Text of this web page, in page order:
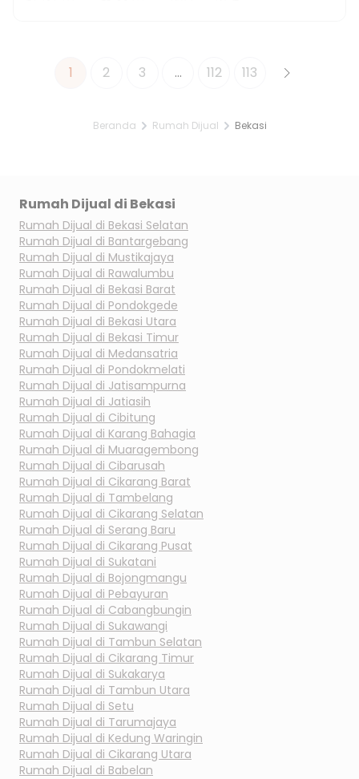
1 2 3 ... 112 113
Beranda Rumah Dijual Bekasi
Rumah Dijual di Bekasi
Rumah Dijual di Bekasi Selatan
Rumah Dijual di Bantargebang
Rumah Dijual di Mustikajaya
Rumah Dijual di Rawalumbu
Rumah Dijual di Bekasi Barat
Rumah Dijual di Pondokgede
Rumah Dijual di Bekasi Utara
Rumah Dijual di Bekasi Timur
Rumah Dijual di Medansatria
Rumah Dijual di Pondokmelati
Rumah Dijual di Jatisampurna
Rumah Dijual di Jatiasih
Rumah Dijual di Cibitung
Rumah Dijual di Karang Bahagia
Rumah Dijual di Muaragembong
Rumah Dijual di Cibarusah
Rumah Dijual di Cikarang Barat
Rumah Dijual di Tambelang
Rumah Dijual di Cikarang Selatan
Rumah Dijual di Serang Baru
Rumah Dijual di Cikarang Pusat
Rumah Dijual di Sukatani
Rumah Dijual di Bojongmangu
Rumah Dijual di Pebayuran
Rumah Dijual di Cabangbungin
Rumah Dijual di Sukawangi
Rumah Dijual di Tambun Selatan
Rumah Dijual di Cikarang Timur
Rumah Dijual di Sukakarya
Rumah Dijual di Tambun Utara
Rumah Dijual di Setu
Rumah Dijual di Tarumajaya
Rumah Dijual di Kedung Waringin
Rumah Dijual di Cikarang Utara
Rumah Dijual di Babelan